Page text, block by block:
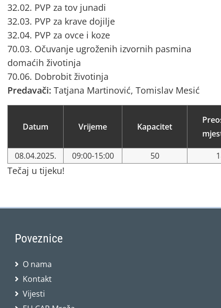
32.02. PVP za tov junadi
32.03. PVP za krave dojilje
32.04. PVP za ovce i koze
70.03. Očuvanje ugroženih izvornih pasmina
domaćih životinja
70.06. Dobrobit životinja
Predavači: Tatjana Martinović, Tomislav Mesić
Datum Vrijeme Kapacitet
08.04.2025. 09:00-15:00 50
Tečaj u tijeku!
Poveznice
O nama
Kontakt
Vijesti